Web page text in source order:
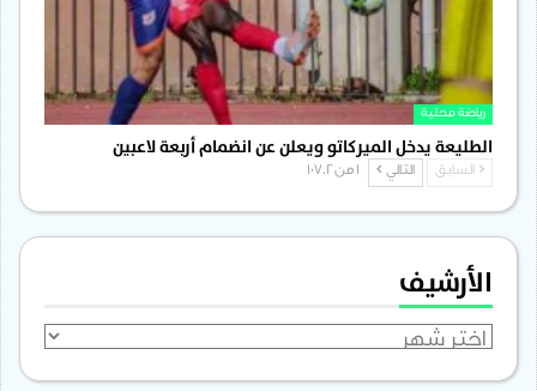
رياضة محلية
الطليعة يدخل الميركاتو ويعلن عن انضمام أربعة لاعبين
السابق التالي
الأرشيف
الأرشيف